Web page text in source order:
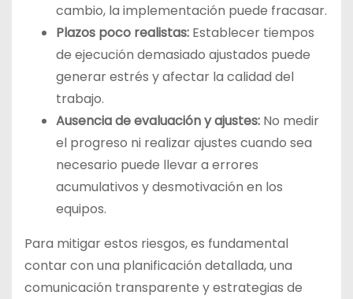
cambio, la implementación puede fracasar.
Plazos poco realistas: Establecer tiempos
de ejecución demasiado ajustados puede
generar estrés y afectar la calidad del
trabajo.
Ausencia de evaluación y ajustes: No medir
el progreso ni realizar ajustes cuando sea
necesario puede llevar a errores
acumulativos y desmotivación en los
equipos.
Para mitigar estos riesgos, es fundamental
contar con una planificación detallada, una
comunicación transparente y estrategias de